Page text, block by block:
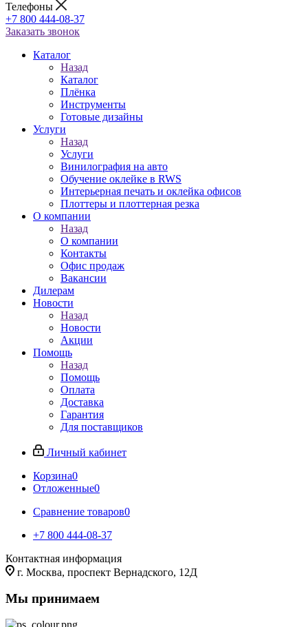
Телефоны
+7 800 444-08-37
Заказать звонок
Каталог
Назад
Каталог
Плёнка
Инструменты
Готовые дизайны
Услуги
Назад
Услуги
Винилография на авто
Обучение оклейке в RWS
Интерьерная печать и оклейка офисов
Плоттеры и плоттерная резка
О компании
Назад
О компании
Контакты
Офис продаж
Вакансии
Дилерам
Новости
Назад
Новости
Акции
Помощь
Назад
Помощь
Оплата
Доставка
Гарантия
Для поставщиков
Личный кабинет
Корзина0
Отложенные0
Сравнение товаров0
+7 800 444-08-37
Контактная информация
г. Москва, проспект Вернадского, 12Д
Мы принимаем